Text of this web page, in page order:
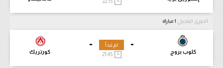
الدوري البلجيكي
-
كلوب بروج
-
كورتريك
لم تبدأ
21:45